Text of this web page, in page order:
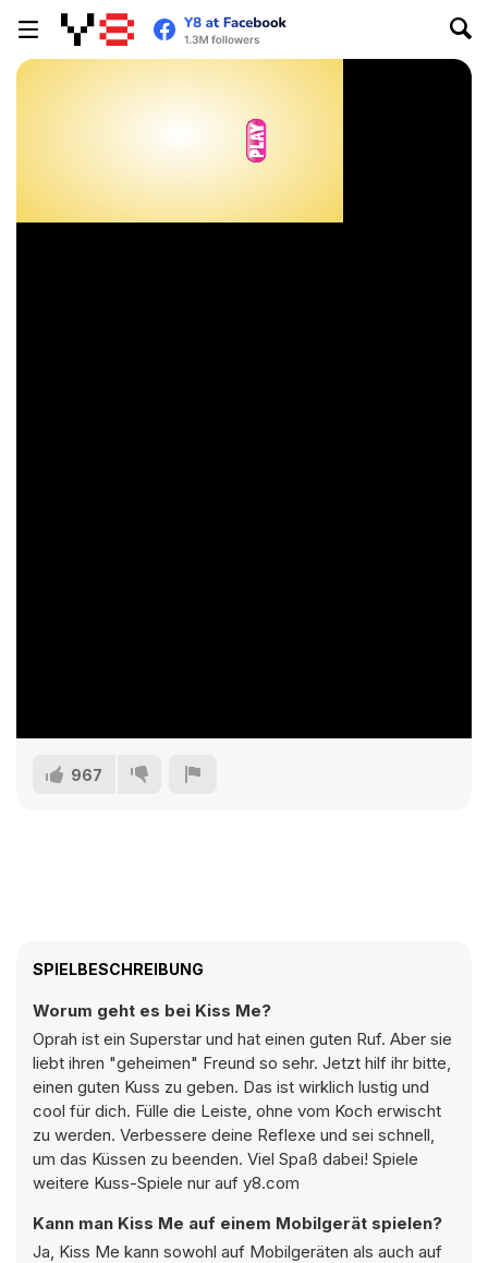
967
SPIELBESCHREIBUNG
Worum geht es bei Kiss Me?
Oprah ist ein Superstar und hat einen guten Ruf. Aber sie
liebt ihren "geheimen" Freund so sehr. Jetzt hilf ihr bitte,
einen guten Kuss zu geben. Das ist wirklich lustig und
cool für dich. Fülle die Leiste, ohne vom Koch erwischt
zu werden. Verbessere deine Reflexe und sei schnell,
um das Küssen zu beenden. Viel Spaß dabei! Spiele
weitere Kuss-Spiele nur auf y8.com
Kann man Kiss Me auf einem Mobilgerät spielen?
Ja, Kiss Me kann sowohl auf Mobilgeräten als auch auf